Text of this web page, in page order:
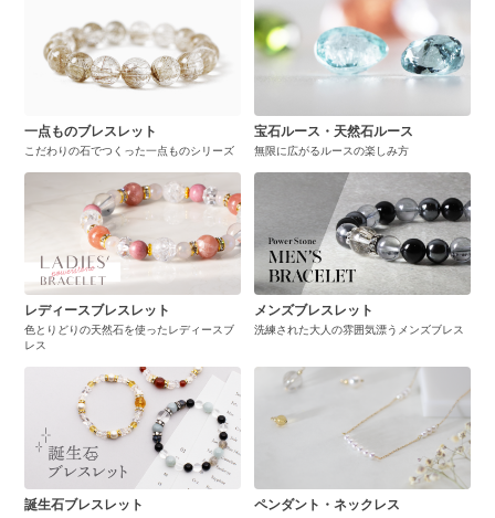
一点ものブレスレット
こだわりの石でつくった一点ものシリーズ
宝石ルース・天然石ルース
無限に広がるルースの楽しみ方
レディースブレスレット
色とりどりの天然石を使ったレディースブ
レス
メンズブレスレット
洗練された大人の雰囲気漂うメンズブレス
誕生石ブレスレット ペンダント・ネックレス